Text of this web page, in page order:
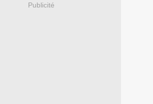
Publicité